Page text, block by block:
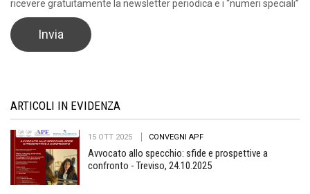
ricevere gratuitamente la newsletter periodica e i “numeri speciali”
ARTICOLI IN EVIDENZA
15 OTT 2025 CONVEGNI APF
Avvocato allo specchio: sfide e prospettive a
confronto - Treviso, 24.10.2025